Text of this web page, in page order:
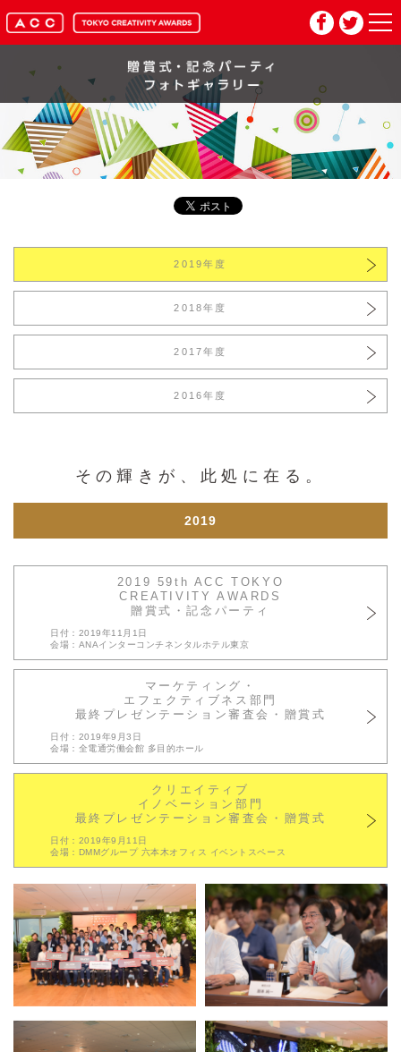
HOME
マイページ
2026年審査委員紹介
入賞作品
お問い合わせ
プライバシーポリシー セキュリティーポリシー
閉じる
2019年度
2018年度
2017年度
2016年度
その輝きが、此処に在る。
2019
2019 59th ACC TOKYO
CREATIVITY AWARDS
贈賞式・記念パーティ
日付：2019年11月1日
会場：ANAインターコンチネンタルホテル東京
マーケティング・
エフェクティブネス部門
最終プレゼンテーション審査会・贈賞式
日付：2019年9月3日
会場：全電通労働会館 多目的ホール
クリエイティブ
イノベーション部門
最終プレゼンテーション審査会・贈賞式
日付：2019年9月11日
会場：DMMグループ 六本木オフィス イベントスペース